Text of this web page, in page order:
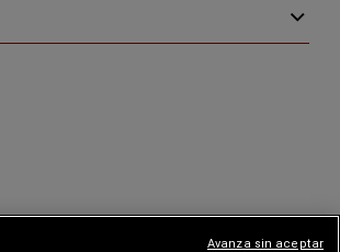
Avanza sin aceptar